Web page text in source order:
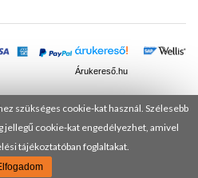
szükséges cookie-kat használ. Szélesebb
cookie-kat engedélyezhet, amivel
tájékoztatóban foglaltakat.
Árukereső.hu
DANUSA Hungary Kft.